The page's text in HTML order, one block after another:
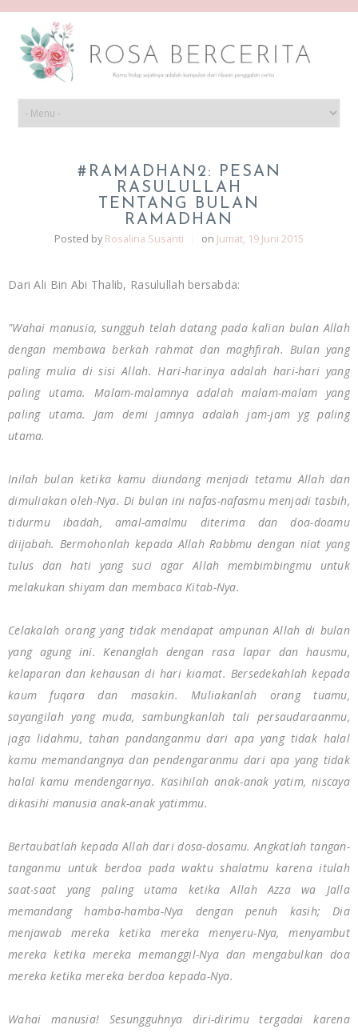
#RAMADHAN2: PESAN
RASULULLAH
TENTANG BULAN
RAMADHAN
Posted by Rosalina Susanti on Jumat, 19 Juni 2015
Dari Ali Bin Abi Thalib, Rasulullah bersabda:
"Wahai manusia, sungguh telah datang pada kalian bulan Allah
dengan membawa berkah rahmat dan maghfirah. Bulan yang
paling mulia di sisi Allah. Hari-harinya adalah hari-hari yang
paling utama. Malam-malamnya adalah malam-malam yang
paling utama. Jam demi jamnya adalah jam-jam yg paling
utama.
Inilah bulan ketika kamu diundang menjadi tetamu Allah dan
dimuliakan oleh-Nya. Di bulan ini nafas-nafasmu menjadi tasbih,
tidurmu ibadah, amal-amalmu diterima dan doa-doamu
diijabah. Bermohonlah kepada Allah Rabbmu dengan niat yang
tulus dan hati yang suci agar Allah membimbingmu untuk
melakukan shiyam dan membaca Kitab-Nya.
Celakalah orang yang tidak mendapat ampunan Allah di bulan
yang agung ini. Kenanglah dengan rasa lapar dan hausmu,
kelaparan dan kehausan di hari kiamat. Bersedekahlah kepada
kaum fuqara dan masakin. Muliakanlah orang tuamu,
sayangilah yang muda, sambungkanlah tali persaudaraanmu,
jaga lidahmu, tahan pandanganmu dari apa yang tidak halal
kamu memandangnya dan pendengaranmu dari apa yang tidak
halal kamu mendengarnya. Kasihilah anak-anak yatim, niscaya
dikasihi manusia anak-anak yatimmu.
Bertaubatlah kepada Allah dari dosa-dosamu. Angkatlah tangan-
tanganmu untuk berdoa pada waktu shalatmu karena itulah
saat-saat yang paling utama ketika Allah Azza wa Jalla
memandang hamba-hamba-Nya dengan penuh kasih; Dia
menjawab mereka ketika mereka menyeru-Nya, menyambut
mereka ketika mereka memanggil-Nya dan mengabulkan doa
mereka ketika mereka berdoa kepada-Nya.
Wahai manusia! Sesungguhnya diri-dirimu tergadai karena